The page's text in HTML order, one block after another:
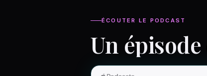
ÉCOUTER LE PODCAST
Un épisode